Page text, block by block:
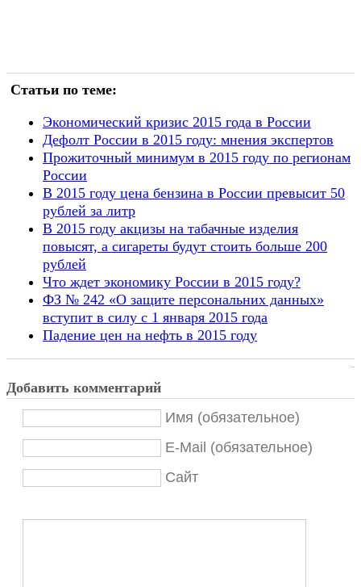
Статьи по теме:
Экономический кризис 2015 года в России
Дефолт России в 2015 году: мнения экспертов
Прожиточный минимум в 2015 году по регионам
России
В 2015 году цена бензина в России превысит 50
рублей за литр
В 2015 году акцизы на табачные изделия
повысят, а сигареты будут стоить больше 200
рублей
Что ждет экономику России в 2015 году?
ФЗ № 242 «О защите персональних данных»
вступит в силу с 1 января 2015 года
Падение цен на нефть в 2015 году
Добавить комментарий
Имя (обязательное)
E-Mail (обязательное)
Сайт